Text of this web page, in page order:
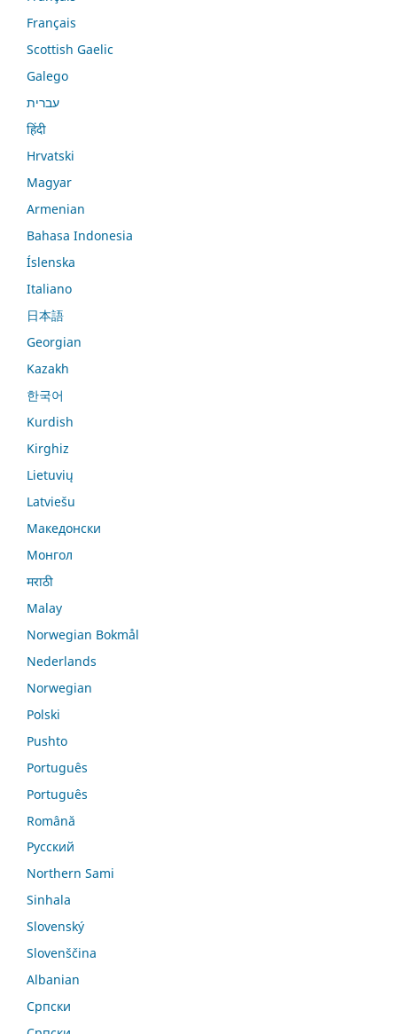
Français
Scottish Gaelic
Galego
עברית
हिंदी
Hrvatski
Magyar
Armenian
Bahasa Indonesia
Íslenska
Italiano
日本語
Georgian
Kazakh
한국어
Kurdish
Kirghiz
Lietuvių
Latviešu
Македонски
Монгол
मराठी
Malay
Norwegian Bokmål
Nederlands
Norwegian
Polski
Pushto
Português
Português
Română
Русский
Northern Sami
Sinhala
Slovenský
Slovenščina
Albanian
Српски